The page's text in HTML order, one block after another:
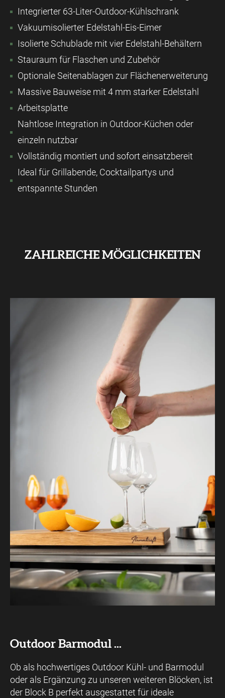
Integrierter 63-Liter-Outdoor-Kühlschrank
Vakuumisolierter Edelstahl-Eis-Eimer
Isolierte Schublade mit vier Edelstahl-Behältern
Stauraum für Flaschen und Zubehör
Optionale Seitenablagen zur Flächenerweiterung
Massive Bauweise mit 4 mm starker Edelstahl
Arbeitsplatte
Nahtlose Integration in Outdoor-Küchen oder
einzeln nutzbar
Vollständig montiert und sofort einsatzbereit
Ideal für Grillabende, Cocktailpartys und
entspannte Stunden
ZAHLREICHE MÖGLICHKEITEN
Outdoor Barmodul ...
Ob als hochwertiges Outdoor Kühl- und Barmodul
oder als Ergänzung zu unseren weiteren Blöcken, ist
der Block B perfekt ausgestattet für ideale